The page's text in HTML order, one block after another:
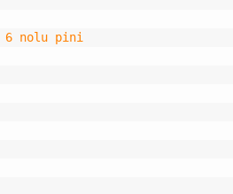
6 nolu pini